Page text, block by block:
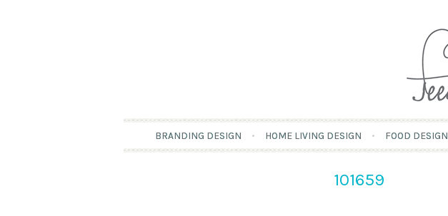
BRANDING DESIGN HOME LIVING DESIGN FOOD DESIGN
101659